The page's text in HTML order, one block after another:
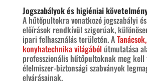
Jogszabályok és higiéniai
A hűtőpultokra vonatkozó jogszabályi
előírások rendkívül szigorúak,
ipari felhasználás területén. A
konyhatechnika világábólútmutatása
professzionális hűtőpultoknak meg
élelmiszer-biztonsági szabványok
elvárásainak.